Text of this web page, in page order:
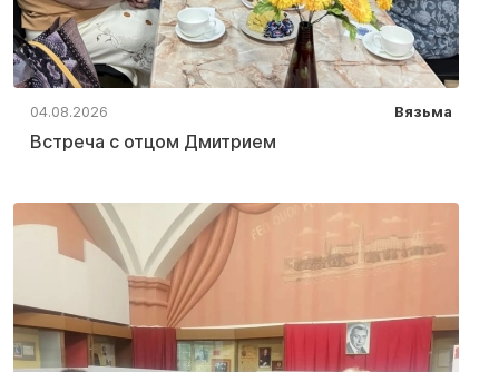
04.08.2026 Вязьма
Встреча с отцом Дмитрием